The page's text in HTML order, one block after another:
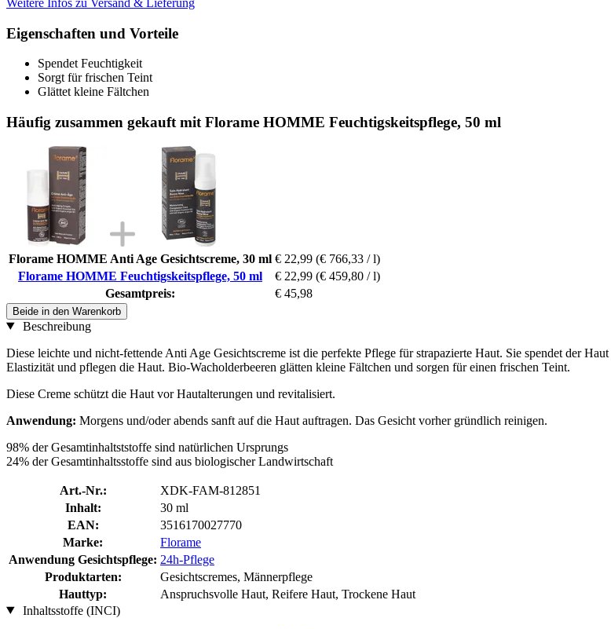
Eigenschaften und Vorteile
Spendet Feuchtigkeit
Sorgt für frischen Teint
Glättet kleine Fältchen
Häufig zusammen gekauft mit Florame HOMME Feuchtigskeitspflege, 50 ml
Florame HOMME Anti Age Gesichtscreme, 30 ml € 22,99 (€ 766,33 / l)
Florame HOMME Feuchtigskeitspflege, 50 ml
€ 22,99 (€ 459,80 / l)
Gesamtpreis:
€ 45,98
Beide in den Warenkorb
Beschreibung
Diese leichte und nicht-fettende Anti Age Gesichtscreme ist die perfekte Pflege für strapazierte Haut. Sie spendet der
Elastizität und pflegen die Haut. Bio-Wacholderbeeren glätten kleine Fältchen und sorgen für einen frischen Teint.
Diese Creme schützt die Haut vor Hautalterungen und revitalisiert.
Anwendung: Morgens und/oder abends sanft auf die Haut auftragen. Das Gesicht vorher gründlich reinigen.
98% der Gesamtinhaltststoffe sind natürlichen Ursprungs
24% der Gesamtinhaltsstoffe sind aus biologischer Landwirtschaft
Art.-Nr.:
XDK-FAM-812851
Inhalt:
30 ml
EAN:
3516170027770
Marke:
Florame
Anwendung Gesichtspflege: 24h-Pflege
Produktarten:
Gesichtscremes, Männerpflege
Hauttyp:
Anspruchsvolle Haut, Reifere Haut, Trockene Haut
Inhaltsstoffe (INCI)